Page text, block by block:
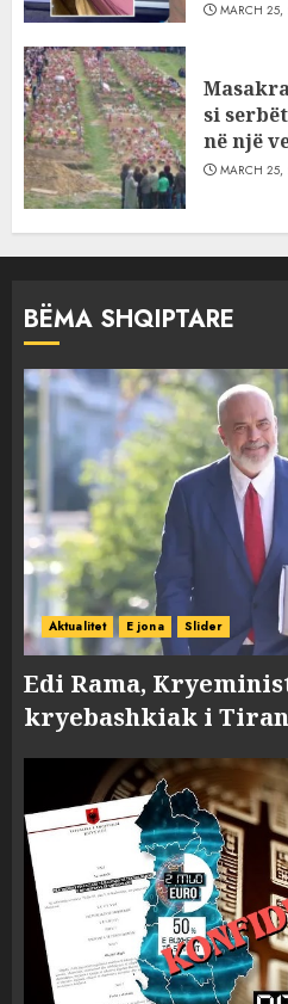
MARCH 25,
si
në një
MARCH 25,
BËMA SHQIPTARE
Aktualitet E jona Slider
Edi Rama,
kryebashkiak i